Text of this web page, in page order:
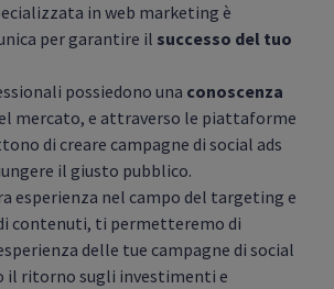
in web marketing è
per garantire il successo del tuo
possiedono una conoscenza
mercato, e attraverso le piattaforme
di creare campagne di social ads
il giusto pubblico.
esperienza nel campo del targeting e
contenuti, ti permetteremo di
delle tue campagne di social
il ritorno sugli investimenti e